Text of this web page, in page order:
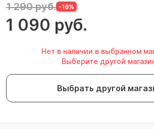
1 290 руб. -16%
1 090 руб.
Нет в наличии в выбранном
Выберите другой
Выбрать другой